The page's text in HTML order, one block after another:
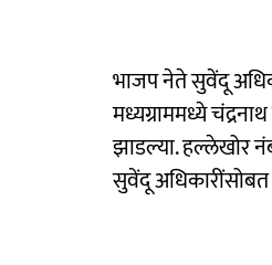
भाजप नेते सुवेंदू
मध्यग्राममध्ये
झाडल्या. हल्लेखोर
सुवेंदू अधिकारींसोबत